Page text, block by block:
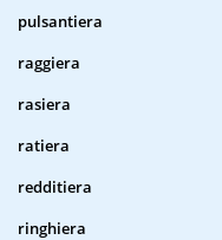
pulsantiera
raggiera
rasiera
ratiera
redditiera
ringhiera